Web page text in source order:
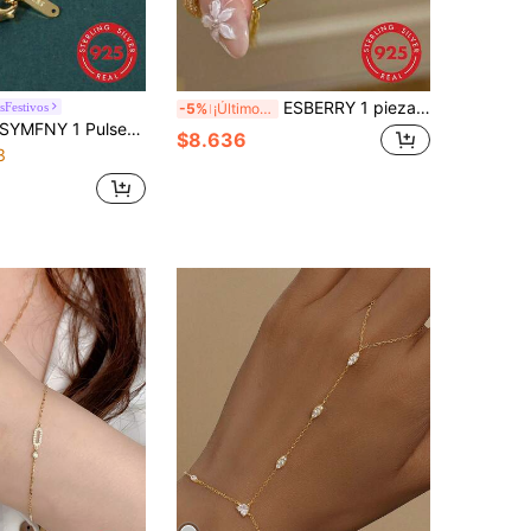
1 Pulsera única con temática de coche, diseño ondulado horizontal y cadena ancha
-5% ¡Últimos 3 días ESBERRY 1 pieza Pulsera con dije de bolso de plata de ley 925, joyería de lujo para uso diario para mujeres, elegante y versátil, adecuada para el Día de San Valentín, fiestas de cumpleaños y uso diario
$8.636